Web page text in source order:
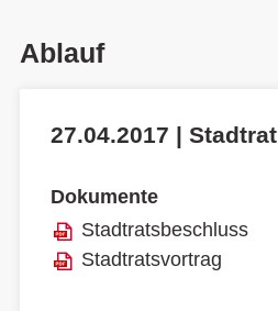
Ablauf
27.04.2017 | Stadtrat
Dokumente
Stadtratsbeschluss
Stadtratsvortrag